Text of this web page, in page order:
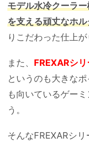
モデル水冷クーラ
を支える頑丈なホ
りこだわった仕上
また、 FREXARシ
というのも大きな
も向いているゲー
う。
そんなFREXARシ